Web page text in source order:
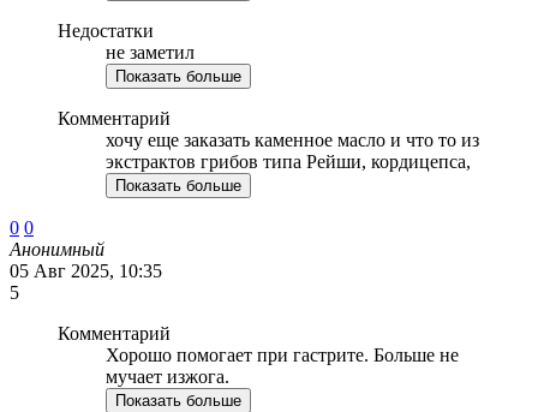
Недостатки
не заметил
Показать больше
Комментарий
хочу еще заказать каменное масло и что то из
экстрактов грибов типа Рейши, кордицепса,
Показать больше
0 0
Анонимный
05 Авг 2025, 10:35
5
Комментарий
Хорошо помогает при гастрите. Больше не
мучает изжога.
Показать больше